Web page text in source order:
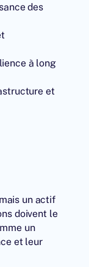
des
à long
et
un actif
doivent le
un
et leur